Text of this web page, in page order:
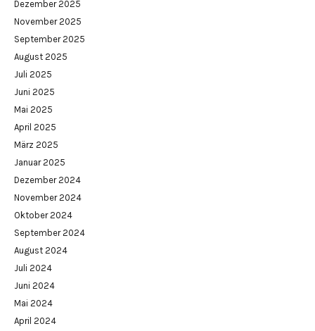
Dezember 2025
November 2025
September 2025
August 2025
Juli 2025
Juni 2025
Mai 2025
April 2025
März 2025
Januar 2025
Dezember 2024
November 2024
Oktober 2024
September 2024
August 2024
Juli 2024
Juni 2024
Mai 2024
April 2024